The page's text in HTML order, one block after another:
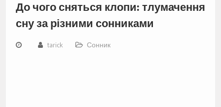
До чого сняться клопи: тлумачення
сну за різними сонниками
tarick Сонник